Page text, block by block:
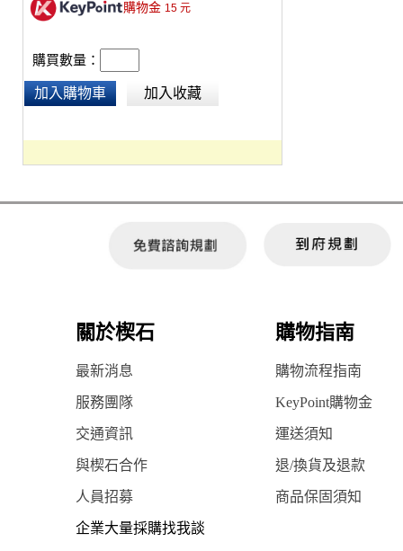
購物金 15元
購買數量：
加入購物車 加入收藏
關於楔石 購物指南
最新消息 購物流程指南
服務團隊 KeyPoint購物金
交通資訊 運送須知
與楔石合作 退/換貨及退款
人員招募 商品保固須知
企業大量採購找我談